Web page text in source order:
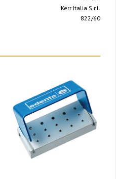
Kerr Italia S.r.l.
822/60